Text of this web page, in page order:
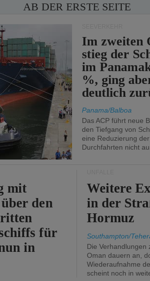
AB DER ERSTE SEITE
Im zweiten
stieg der
im
%, ging
deutlich
Panama/Balboa
Das ACP führt neue
den Tiefgang von
eine Reduzierung
Durchfahrten nicht
mit
den
für
in
Weitere
in der
Hormuz
Southampton/
Die Verhandlungen
Oman dauern an,
Wiederaufnahme
scheint noch in